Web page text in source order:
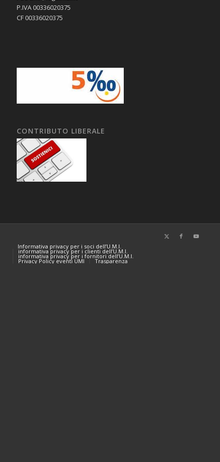
P.IVA 00336020375
CF 00336020375
CONTRIBUTO LIBERALE
Informativa privacy per i soci dell’U.M.I.
informativa privacy per i clienti dell’U.M.I.
informativa privacy per i fornitori dell’U.M.I.
Privacy Policy eventi UMI Trasparenza